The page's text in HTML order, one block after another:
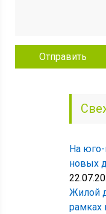
На
новых
Жилой
рамках